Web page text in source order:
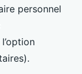
personnel